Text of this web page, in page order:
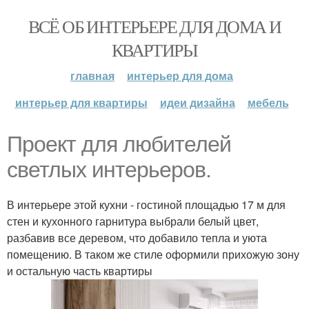
ВСЁ ОБ ИНТЕРЬЕРЕ ДЛЯ ДОМА И
КВАРТИРЫ
главная
интерьер для дома
интерьер для квартиры
идеи дизайна мебель
Проект для любителей
светлых интерьеров.
В интерьере этой кухни - гостиной площадью 17 м для
стен и кухонного гарнитура выбрали белый цвет,
разбавив все деревом, что добавило тепла и уюта
помещению. В таком же стиле оформили прихожую зону
и остальную часть квартиры